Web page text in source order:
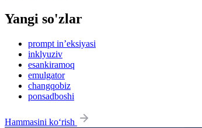
Yangi so'zlar
prompt in’eksiyasi
inklyuziv
esankiramoq
emulgator
changqobiz
ponsadboshi
Hammasini ko‘rish